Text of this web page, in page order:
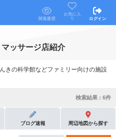
閲覧履歴
お気に入
り
ログイン
ッサージ店紹介
きの科学館などファミリー向けの施設
検索結果 : 6件
ブログ速報 周辺地図から探す